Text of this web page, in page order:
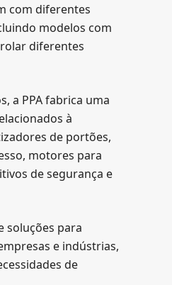
com diferentes
modelos com
diferentes
a PPA fabrica uma
à
de portões,
motores para
de segurança e
soluções para
e indústrias,
de